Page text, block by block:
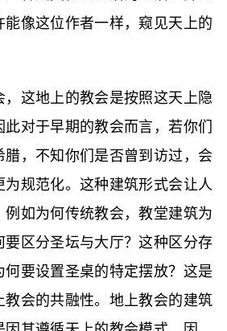
像这位作者一样，窥见天上的
，这地上的教会是按照这天上隐
对于早期的教会而言，若你们
腊，不知你们是否曾到访过，会
为规范化。这种建筑形式会让人
例如为何传统教会，教堂建筑为
要区分圣坛与大厅？这种区分存
要设置圣桌的特定摆放？这是
教会的共融性。地上教会的建筑